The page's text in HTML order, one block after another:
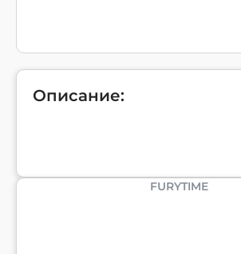
Описание:
FURYTIME